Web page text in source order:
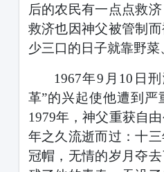
后的农民有一点点救
救济也因神父被管制
少三口的日子就靠野菜
1967年9 月 10 日
革”的兴起使他遭到
1979年，神父重获自
年之久流逝而过：十
冠帽，无情的岁月夺